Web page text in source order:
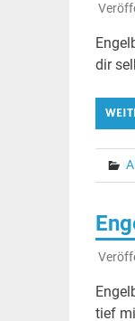
dir
tief